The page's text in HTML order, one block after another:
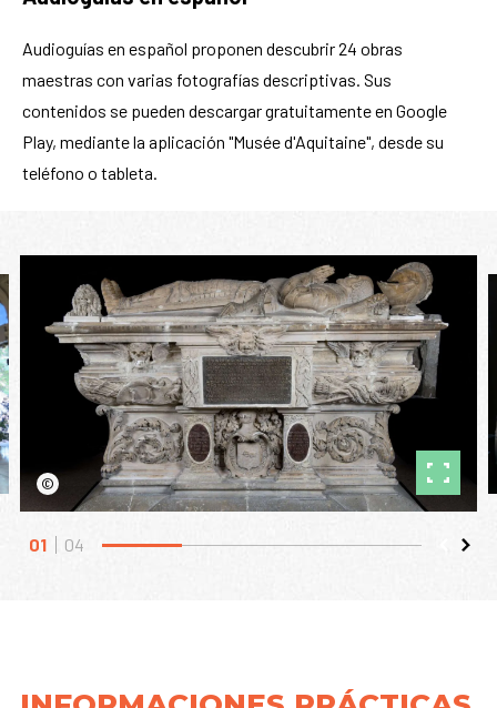
Audioguías en español proponen descubrir 24 obras
maestras con varias fotografías descriptivas. Sus
contenidos se pueden descargar gratuitamente en Google
Play, mediante la aplicación "Musée d'Aquitaine", desde su
teléfono o tableta.
©
01 04